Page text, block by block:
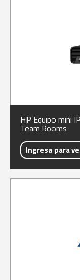
HP Equipo mini
Team Rooms
Ingresa para